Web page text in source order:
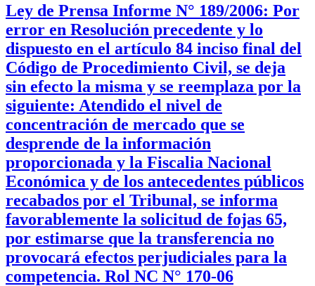
Ley de Prensa Informe N° 189/2006: Por
error en Resolución precedente y lo
dispuesto en el artículo 84 inciso final del
Código de Procedimiento Civil, se deja
sin efecto la misma y se reemplaza por la
siguiente: Atendido el nivel de
concentración de mercado que se
desprende de la información
proporcionada y la Fiscalia Nacional
Económica y de los antecedentes públicos
recabados por el Tribunal, se informa
favorablemente la solicitud de fojas 65,
por estimarse que la transferencia no
provocará efectos perjudiciales para la
competencia. Rol NC N° 170-06